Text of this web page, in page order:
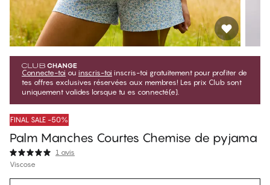
Connecte-toi ou inscris-toi inscris-toi gratuitement pour profiter de
tes offres exclusives réservées aux membres! Les prix Club sont
uniquement valides lorsque tu es connecté(e).
FINAL SALE -50%
Palm Manches Courtes Chemise de pyjama
1 avis
Viscose